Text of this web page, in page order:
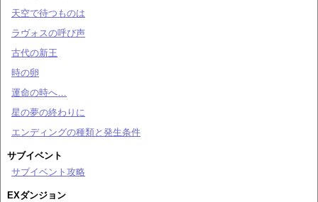
天空で待つものは
ラヴォスの呼び声
古代の新王
時の卵
運命の時へ…
星の夢の終わりに
エンディングの種類と発生条件
サブイベント
サブイベント攻略
EXダンジョン